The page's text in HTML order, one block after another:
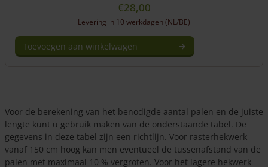
€28,00
Levering in 10 werkdagen (NL/BE)
Toevoegen aan winkelwagen
Voor de berekening van het benodigde aantal palen en de juiste
lengte kunt u gebruik maken van de onderstaande tabel. De
gegevens in deze tabel zijn een richtlijn. Voor rasterhekwerk
vanaf 150 cm hoog kan men eventueel de tussenafstand van de
palen met maximaal 10 % vergroten. Voor het lagere hekwerk